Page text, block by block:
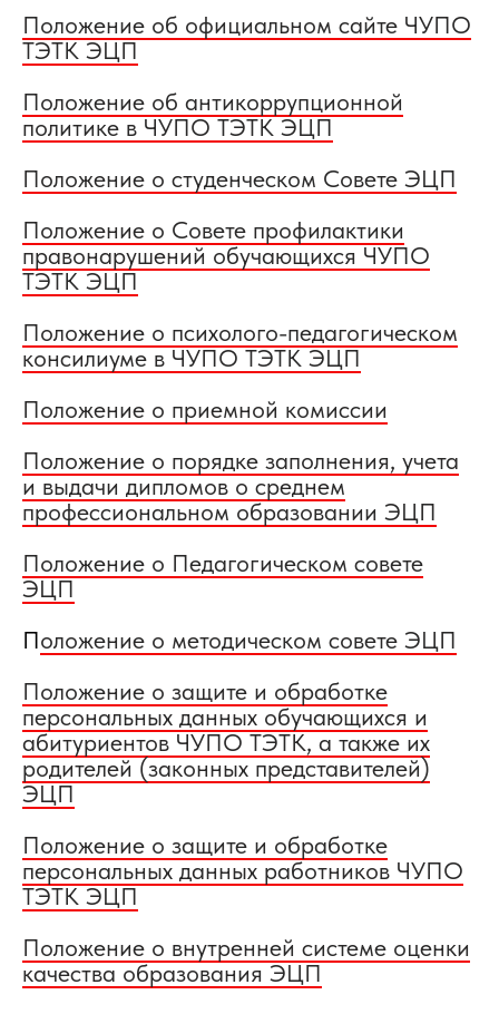
Положение об официальном сайте ЧУПО
ТЭТК ЭЦП
Положение об антикоррупционной
политике в ЧУПО ТЭТК ЭЦП
Положение о студенческом Совете ЭЦП
Положение о Совете профилактики
правонарушений обучающихся ЧУПО
ТЭТК ЭЦП
Положение о психолого-педагогическом
консилиуме в ЧУПО ТЭТК ЭЦП
Положение о приемной комиссии
Положение о порядке заполнения, учета
и выдачи дипломов о среднем
профессиональном образовании ЭЦП
Положение о Педагогическом совете
ЭЦП
Положение о методическом совете ЭЦП
Положение о защите и обработке
персональных данных обучающихся и
абитуриентов ЧУПО ТЭТК, а также их
родителей (законных представителей)
ЭЦП
Положение о защите и обработке
персональных данных работников ЧУПО
ТЭТК ЭЦП
Положение о внутренней системе оценки
качества образования ЭЦП